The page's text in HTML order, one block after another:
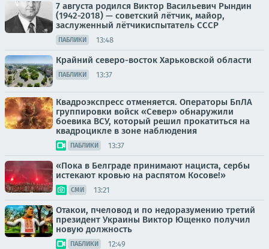
7 августа родился Виктор Васильевич Рындин
(1942-2018) — советский лётчик, майор,
заслуженный лётчикиспытатель СССР
ПАБЛИКИ 13:48
Крайний северо-восток Харьковской области
ПАБЛИКИ 13:37
Квадроэкспресс отменяется. Операторы БпЛА
группировки войск «Север» обнаружили
боевика ВСУ, который решил прокатиться на
квадроцикле в зоне наблюдения
ПАБЛИКИ 13:37
«Пока в Белграде принимают нациста, сербы
истекают кровью на распятом Косове!»
СМИ 13:21
Отакои, пчеловод и по недоразумению третий
президент Украины Виктор Ющенко получил
новую должность
ПАБЛИКИ 12:49